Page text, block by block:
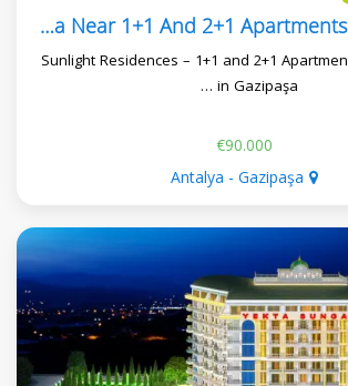
Sunlight Residences – Sea Near 1+1 And 2+1 Apartments In Gazipaşa
Sunlight Residences – 1+1 and 2+1
in Gazipaşa …
€90.000
Antalya - Gazipaşa